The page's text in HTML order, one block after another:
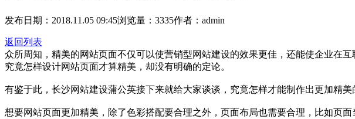
发布日期：2018.11.05 09:45浏览量：3335作者：admin
返回列表
众所周知，精美的网站页面不仅可以使营销型网站建设的效果更佳，还能使企业在
究竟怎样设计网站页面才算精美，却没有明确的定论。
有鉴于此，长沙网站建设蒲公英接下来就给大家谈谈，究竟怎样才能制作出更加精
想要网站页面更加精美，除了色彩搭配要合理之外，页面布局也需要合理，比如页